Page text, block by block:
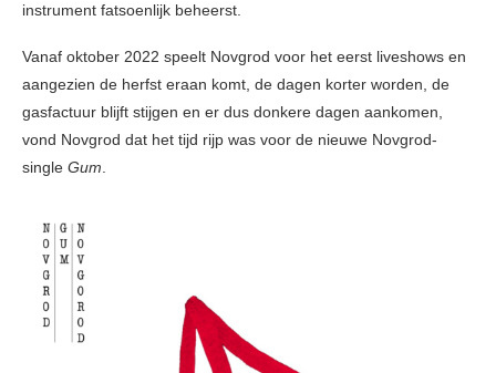
instrument fatsoenlijk beheerst.
Vanaf oktober 2022 speelt Novgrod voor het eerst liveshows en
aangezien de herfst eraan komt, de dagen korter worden, de
gasfactuur blijft stijgen en er dus donkere dagen aankomen,
vond Novgrod dat het tijd rijp was voor de nieuwe Novgrod-
single Gum.